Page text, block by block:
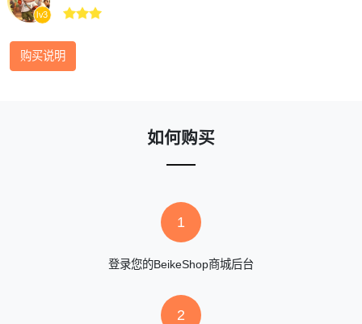
lv3

购买说明
如何购买
1
登录您的BeikeShop商城后台
2